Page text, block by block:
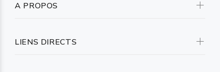
A PROPOS
LIENS DIRECTS